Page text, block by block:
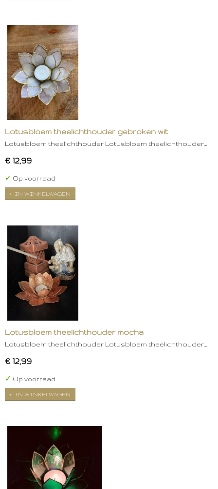
Lotusbloem theelichthouder gebroken wit
Lotusbloem theelichthouder Lotusbloem theelichthouder…
€ 12,99
✓ Op voorraad
IN WINKELWAGEN
Lotusbloem theelichthouder mocha
Lotusbloem theelichthouder Lotusbloem theelichthouder…
€ 12,99
✓ Op voorraad
IN WINKELWAGEN